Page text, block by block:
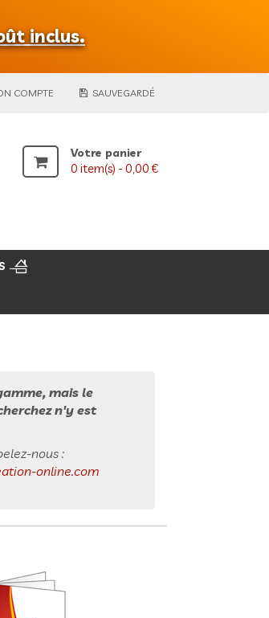
inclus.
COMPTE SAUVEGARDÉ
Votre panier
0 item(s) - 0,00 €
mais le
n'y est
nous :
online.com